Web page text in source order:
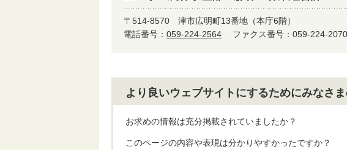
〒514-8570 津市広明町13番地（本庁6階）
電話番号： 059-224-2564 ファクス番号：059-224-
より良いウェブサイトにするためにみなさ
お求めの情報は充分掲載されていましたか？
このページの内容や表現は分かりやすかったですか？